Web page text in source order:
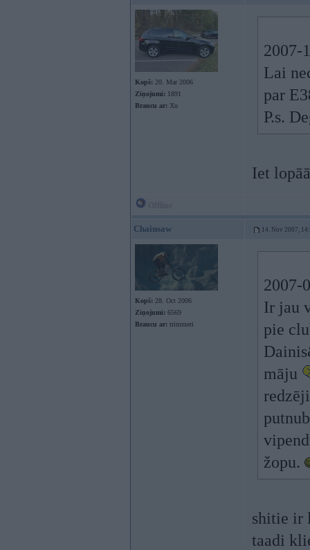
Kopš: 20. Mar 2006
Ziņojumi: 1891
Braucu ar: Xu
2007-
Lai
par
P.s.
Iet
Chainsaw 14. Nov 2007,
Kopš: 28. Oct 2006
Ziņojumi: 6569
Braucu ar: trimmeri
2007-
Ir jau
pie
māju
žopu.
shitie ir
taadi